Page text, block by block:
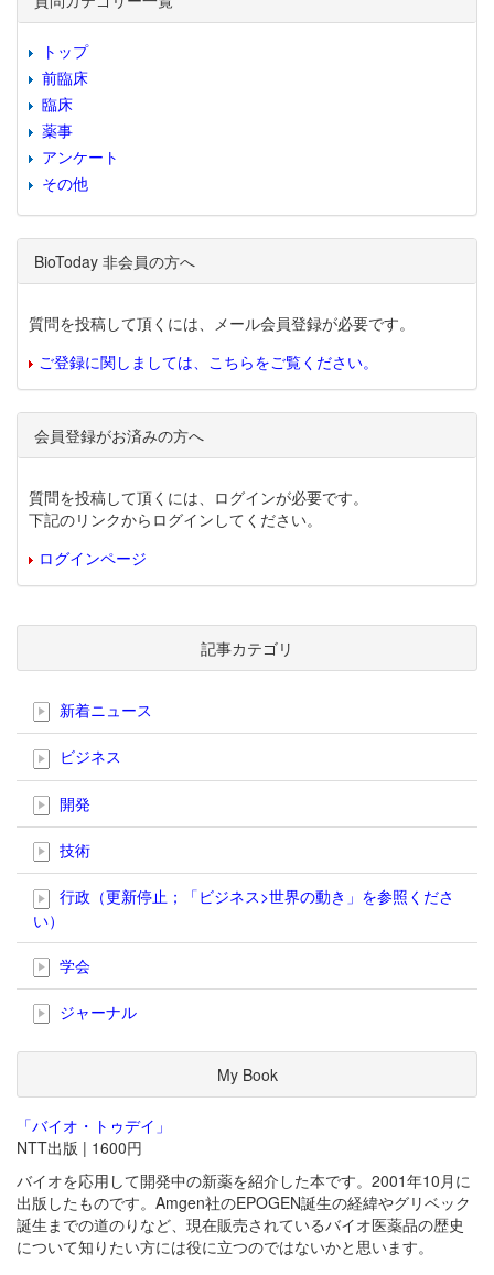
トップ
前臨床
臨床
薬事
アンケート
その他
BioToday 非会員の方へ
質問を投稿して頂くには、メール会員登録が必要です。
ご登録に関しましては、こちらをご覧ください。
会員登録がお済みの方へ
質問を投稿して頂くには、ログインが必要です。
下記のリンクからログインしてください。
ログインページ
記事カテゴリ
新着ニュース
ビジネス
開発
技術
行政（更新停止；「ビジネス>世界の動き」を参照くださ
い）
学会
ジャーナル
My Book
「バイオ・トゥデイ」
NTT出版 | 1600円
バイオを応用して開発中の新薬を紹介した本です。2001年10月に
出版したものです。Amgen社のEPOGEN誕生の経緯やグリベック
誕生までの道のりなど、現在販売されているバイオ医薬品の歴史
について知りたい方には役に立つのではないかと思います。